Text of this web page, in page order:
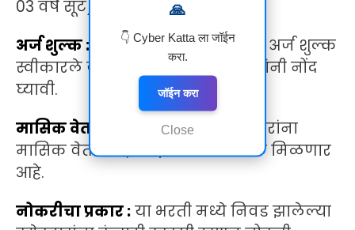
03 वर्षे सूट)
अर्ज शुल्क : सदर भरती साठी कोणतेही अर्ज शुल्क
स्वीकारले जाणार नाही याची उमेदवारांनी नोंद
घ्यावी.
मासिक वेतन :
निवड झालेल्या उमेदवारांना
मासिक वेतन 37,000/- रुपये मासिक मिळणार
आहे.
नोकरीचा प्रकार :या भरती मध्ये निवड झालेल्या
🙏
👇 Cyber Katta ला जॉईन
करा.
जॉईन करा
Close